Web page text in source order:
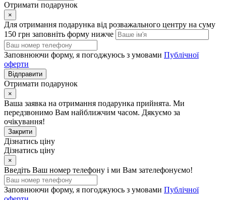
Отримати подарунок
×
Для отримання подарунка від розважального центру на суму
150 грн заповніть форму нижче
Заповнюючи форму, я погоджуюсь з умовами Публічної
оферти
Відправити
Отримати подарунок
×
Ваша заявка на отримання подарунка прийнята. Ми
передзвонимо Вам найближчим часом. Дякуємо за
очікування!
Закрити
Дізнатись ціну
Дізнатись ціну
×
Введіть Ваш номер телефону і ми Вам зателефонуємо!
Заповнюючи форму, я погоджуюсь з умовами Публічної